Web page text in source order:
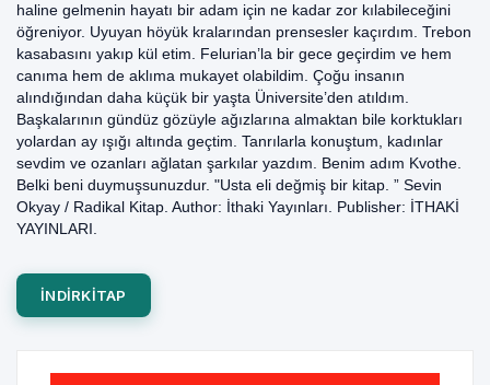
haline gelmenin hayatı bir adam için ne kadar zor kılabileceğini
öğreniyor. Uyuyan höyük kralarından prensesler kaçırdım. Trebon
kasabasını yakıp kül etim. Felurian’la bir gece geçirdim ve hem
canıma hem de aklıma mukayet olabildim. Çoğu insanın
alındığından daha küçük bir yaşta Üniversite’den atıldım.
Başkalarının gündüz gözüyle ağızlarına almaktan bile korktukları
yolardan ay ışığı altında geçtim. Tanrılarla konuştum, kadınlar
sevdim ve ozanları ağlatan şarkılar yazdım. Benim adım Kvothe.
Belki beni duymuşsunuzdur. "Usta eli değmiş bir kitap. ” Sevin
Okyay / Radikal Kitap. Author: İthaki Yayınları. Publisher: İTHAKİ
YAYINLARI.
INDIRKITAP